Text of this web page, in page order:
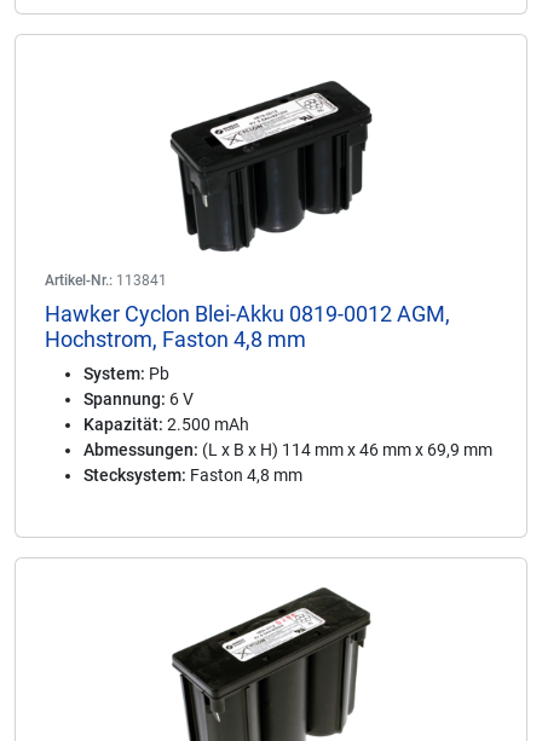
Artikel-Nr.: 113841
Hawker Cyclon Blei-Akku 0819-0012 AGM,
Hochstrom, Faston 4,8 mm
System: Pb
Spannung: 6 V
Kapazität: 2.500 mAh
Abmessungen: (L x B x H) 114 mm x 46 mm x 69,9 mm
Stecksystem: Faston 4,8 mm